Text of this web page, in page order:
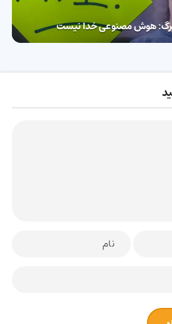
هوش مصنوعی خدا نیست